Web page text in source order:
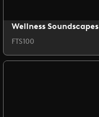
Wellness Soundscapes
FTS100